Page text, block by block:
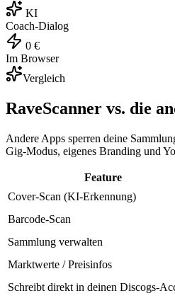
KI
Coach-Dialog
0 €
Im Browser
Vergleich
RaveScanner vs. die
Andere Apps sperren deine
Gig-Modus, eigenes Branding und
Feature
Cover-Scan (KI-Erkennung)
Barcode-Scan
Sammlung verwalten
Marktwerte / Preisinfos
Schreibt direkt in deinen Discogs-